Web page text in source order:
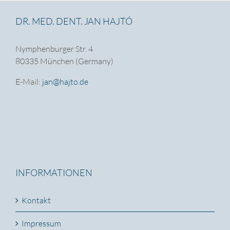
DR. MED. DENT. JAN HAJTÓ
Nymphenburger Str. 4
80335 München (Germany)
E-Mail: jan@hajto.de
INFORMATIONEN
Kontakt
Impressum